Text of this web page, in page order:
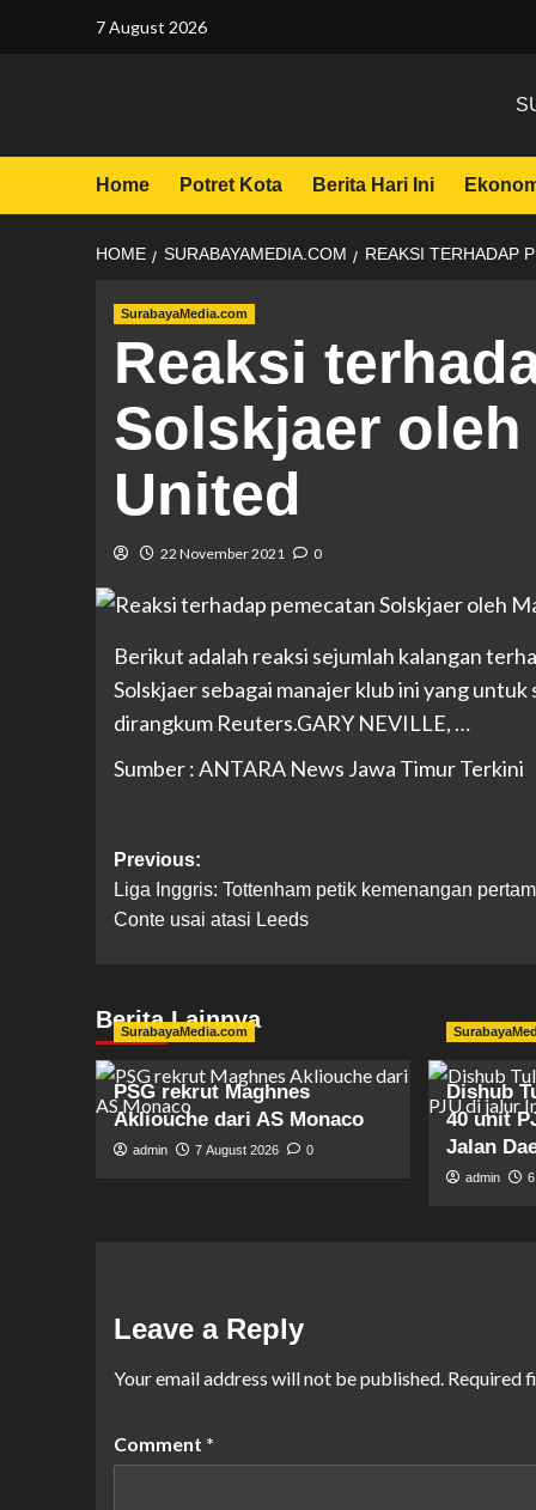
7 August 2026
Home Potret Kota Berita Hari Ini
HOME SURABAYAMEDIA.COM REAKSI TERHADAP
SurabayaMedia.com
Reaksi
Solskjaer
United
22 November 2021 0
Berikut adalah reaksi sejumlah kalangan
Solskjaer sebagai manajer klub ini yang
dirangkum Reuters.GARY NEVILLE, …
Sumber : ANTARA News Jawa Timur Terkini
Previous:
Liga Inggris: Tottenham petik kemenangan
Conte usai atasi Leeds
Berita Lainnya
SurabayaMedia.com
PSG rekrut Maghnes
Akliouche dari AS Monaco
admin 7 August 2026 0
Dishub
40 unit
Jalan
admin
Leave a Reply
Your email address will not be published. Required
Comment *